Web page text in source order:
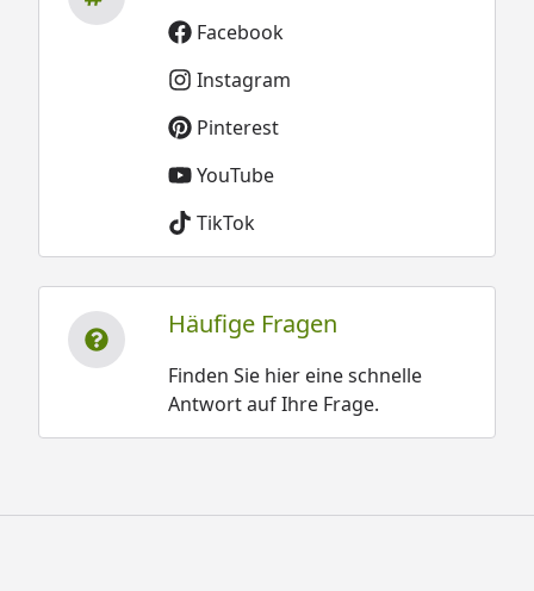
Facebook
Instagram
Pinterest
YouTube
TikTok
Häufige Fragen
Finden Sie hier eine schnelle
Antwort auf Ihre Frage.